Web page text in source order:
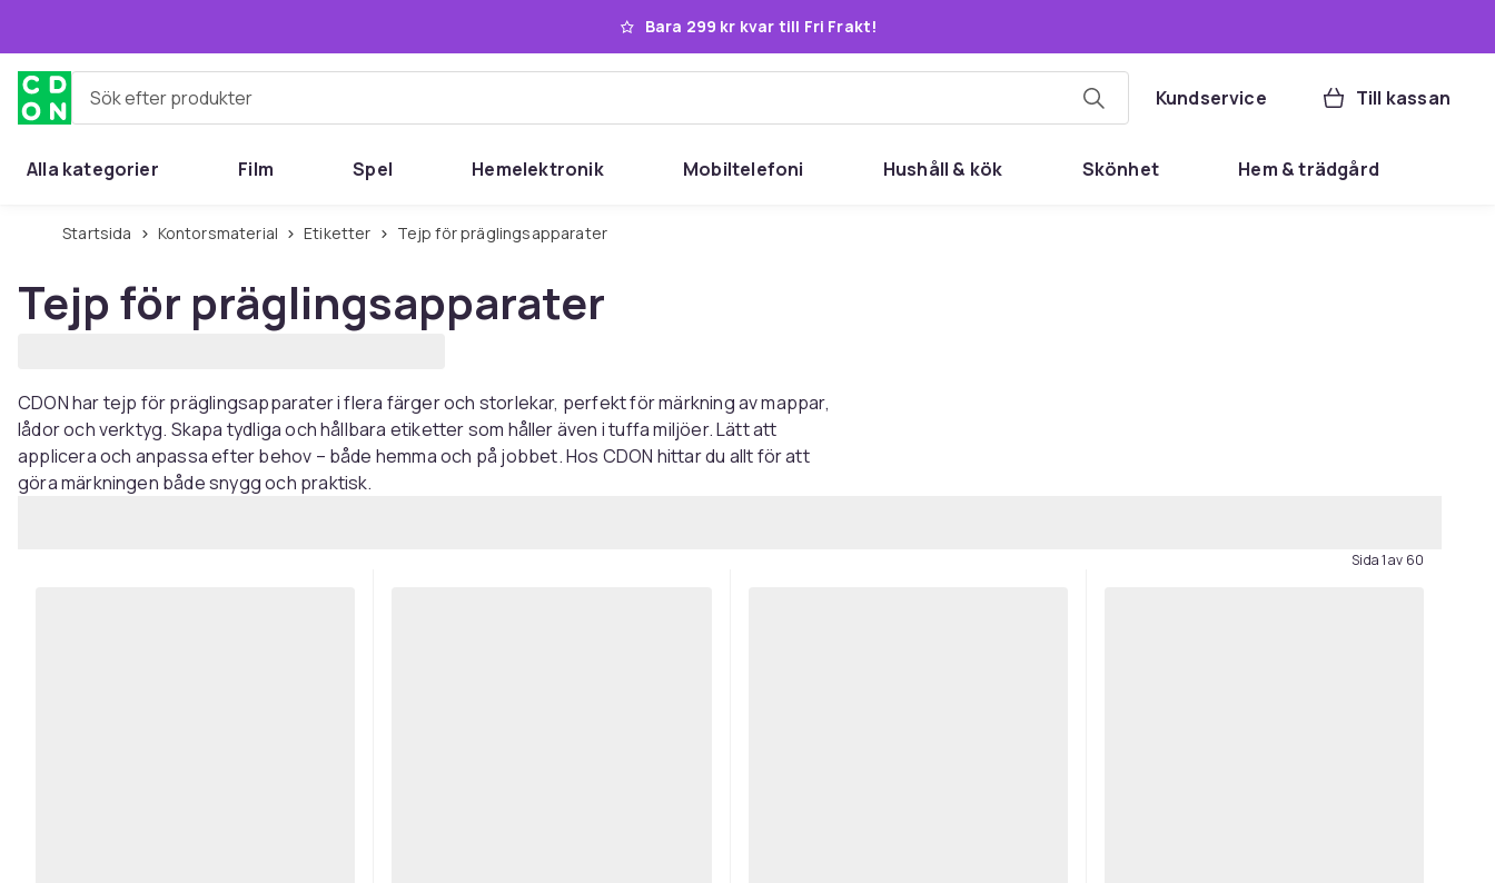
Bara 299 kr kvar till Fri Frakt!
Sök efter produkter Kundservice Till kassan
Alla kategorier Film Spel Hemelektronik Mobiltelefoni Hushåll & kök Skönhet Hem & trädgård
Startsida Kontorsmaterial Etiketter Tejp för präglingsapparater
Tejp för präglingsapparater
CDON har tejp för präglingsapparater i flera färger och storlekar, perfekt för märkning av mappar,
lådor och verktyg. Skapa tydliga och hållbara etiketter som håller även i tuffa miljöer. Lätt att
applicera och anpassa efter behov – både hemma och på jobbet. Hos CDON hittar du allt för att
göra märkningen både snygg och praktisk.
Sida 1 av 60